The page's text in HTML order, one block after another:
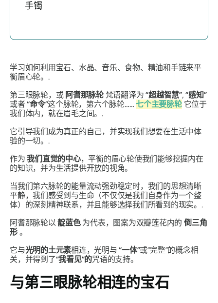
手镯
学习如何利用宝石、水晶、音乐、食物、精油和手链来平
衡眉心轮。.
第三眼脉轮，或 阿耆那脉轮梵语翻译为“超越智慧”,“感知”
或者“命令”这个脉轮，第六个脉轮……七个主要脉轮它位于
我们体内，就在眉毛之间。.
它引导我们成为真正的自己，并实现我们想要在生活中体
验的一切。.
作为我们直觉的中心，平衡的眉心轮使我们能够挖掘内在
的知识，并为生活提供开放的视角。
当我们第六脉轮的能量流动强劲稳定时，我们的思想清晰
平静，我们感受到与生命（不仅仅是我们自身作为一个整
体）的深刻精神联系，并且能够选择我们所看到的现实。.
阿耆那脉轮以 靛蓝色 为代表，图案为双瓣莲花内的 倒三角
形 。
它与光明的土元素相连，光明与 “一体”或“完整”的概念相
关，并得到了“我看见”的咒语的支持。
与第三眼脉轮相连的宝石